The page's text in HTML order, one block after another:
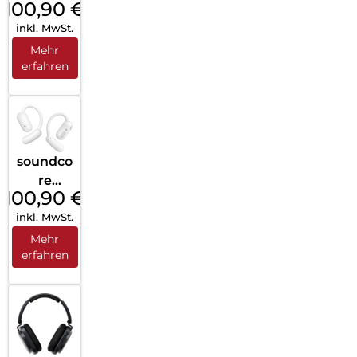
AeroFit
2 Black
100,90 €
inkl. MwSt.
Mehr
erfahren
soundco
re
AeroFit
2 White
100,90 €
inkl. MwSt.
Mehr
erfahren